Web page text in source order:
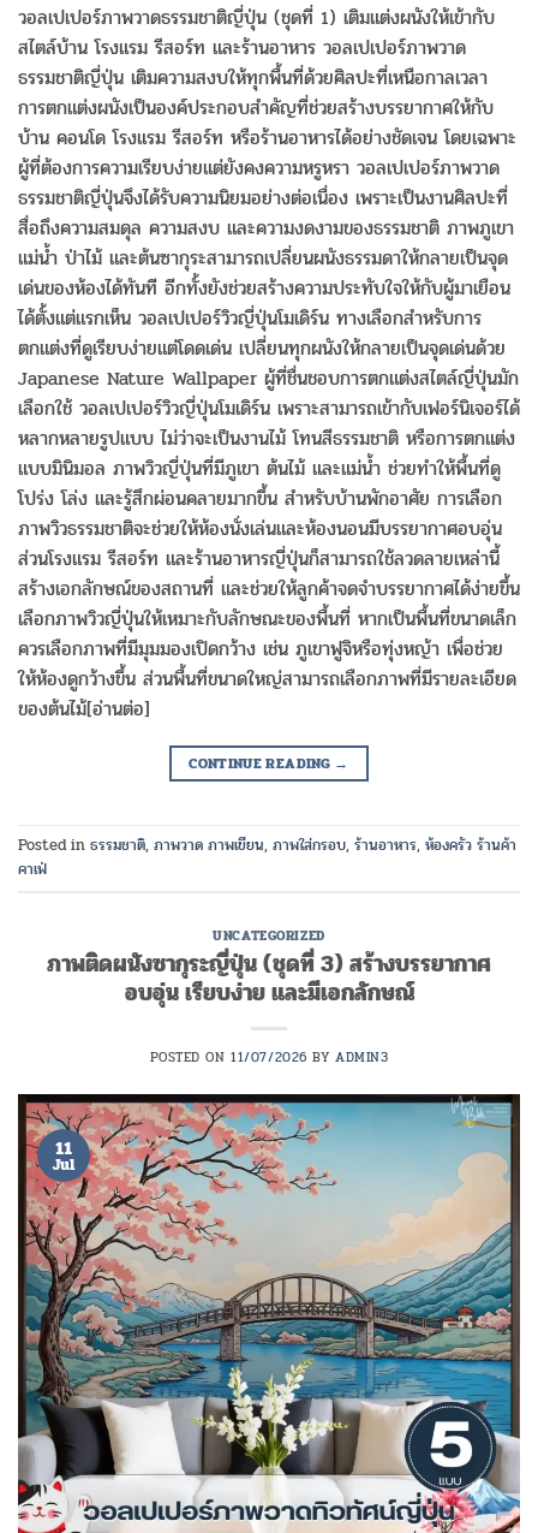
วอลเปเปอร์ภาพวาดธรรมชาติญี่ปุ่น (ชุดที่ 1) เติมแต่งผนังให้เข้ากับ
สไตล์บ้าน โรงแรม รีสอร์ท และร้านอาหาร วอลเปเปอร์ภาพวาด
ธรรมชาติญี่ปุ่น เติมความสงบให้ทุกพื้นที่ด้วยศิลปะที่เหนือกาลเวลา
การตกแต่งผนังเป็นองค์ประกอบสำคัญที่ช่วยสร้างบรรยากาศให้กับ
บ้าน คอนโด โรงแรม รีสอร์ท หรือร้านอาหารได้อย่างชัดเจน โดยเฉพาะ
ผู้ที่ต้องการความเรียบง่ายแต่ยังคงความหรูหรา วอลเปเปอร์ภาพวาด
ธรรมชาติญี่ปุ่นจึงได้รับความนิยมอย่างต่อเนื่อง เพราะเป็นงานศิลปะที่
สื่อถึงความสมดุล ความสงบ และความงดงามของธรรมชาติ ภาพภูเขา
แม่น้ำ ป่าไม้ และต้นซากุระสามารถเปลี่ยนผนังธรรมดาให้กลายเป็นจุด
เด่นของห้องได้ทันที อีกทั้งยังช่วยสร้างความประทับใจให้กับผู้มาเยือน
ได้ตั้งแต่แรกเห็น วอลเปเปอร์วิวญี่ปุ่นโมเดิร์น ทางเลือกสำหรับการ
ตกแต่งที่ดูเรียบง่ายแต่โดดเด่น เปลี่ยนทุกผนังให้กลายเป็นจุดเด่นด้วย
Japanese Nature Wallpaper ผู้ที่ชื่นชอบการตกแต่งสไตล์ญี่ปุ่นมัก
เลือกใช้ วอลเปเปอร์วิวญี่ปุ่นโมเดิร์น เพราะสามารถเข้ากับเฟอร์นิเจอร์ได้
หลากหลายรูปแบบ ไม่ว่าจะเป็นงานไม้ โทนสีธรรมชาติ หรือการตกแต่ง
แบบมินิมอล ภาพวิวญี่ปุ่นที่มีภูเขา ต้นไม้ และแม่น้ำ ช่วยทำให้พื้นที่ดู
โปร่ง โล่ง และรู้สึกผ่อนคลายมากขึ้น สำหรับบ้านพักอาศัย การเลือก
ภาพวิวธรรมชาติจะช่วยให้ห้องนั่งเล่นและห้องนอนมีบรรยากาศอบอุ่น
ส่วนโรงแรม รีสอร์ท และร้านอาหารญี่ปุ่นก็สามารถใช้ลวดลายเหล่านี้
สร้างเอกลักษณ์ของสถานที่ และช่วยให้ลูกค้าจดจำบรรยากาศได้ง่ายขึ้น
เลือกภาพวิวญี่ปุ่นให้เหมาะกับลักษณะของพื้นที่ หากเป็นพื้นที่ขนาดเล็ก
ควรเลือกภาพที่มีมุมมองเปิดกว้าง เช่น ภูเขาฟูจิหรือทุ่งหญ้า เพื่อช่วย
ให้ห้องดูกว้างขึ้น ส่วนพื้นที่ขนาดใหญ่สามารถเลือกภาพที่มีรายละเอียด
ของต้นไม้[อ่านต่อ]
CONTINUE READING →
Posted in ธรรมชาติ, ภาพวาด ภาพเขียน, ภาพใส่กรอบ, ร้านอาหาร, ห้องครัว ร้านค้า
คาเฟ่
UNCATEGORIZED
ภาพติดผนังซากุระญี่ปุ่น (ชุดที่ 3) สร้างบรรยากาศ
อบอุ่น เรียบง่าย และมีเอกลักษณ์
POSTED ON11/07/2026 BYADMIN3
11
Jul